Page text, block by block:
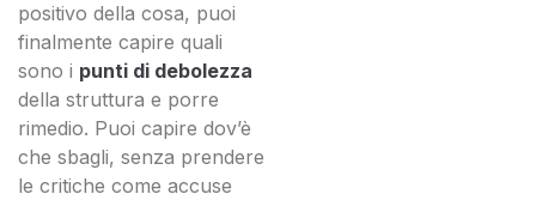
positivo della cosa, puoi
finalmente capire quali
sono i punti di debolezza
della struttura e porre
rimedio. Puoi capire dov’è
che sbagli, senza prendere
le critiche come accuse